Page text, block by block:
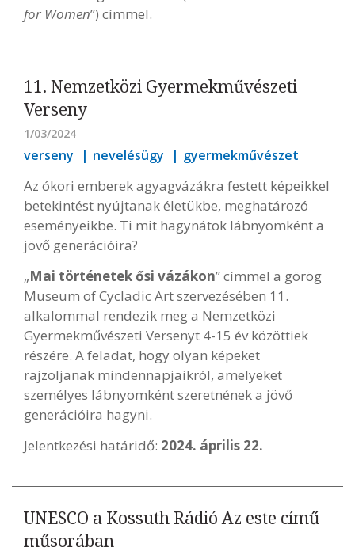
for Women”) címmel.
11. Nemzetközi Gyermekművészeti
Verseny
1/03/2024
verseny nevelésügy gyermekművészet
Az ókori emberek agyagvázákra festett képeikkel
betekintést nyújtanak életükbe, meghatározó
eseményeikbe. Ti mit hagynátok lábnyomként a
jövő generációira?
„Mai történetek ősi vázákon” címmel a görög
Museum of Cycladic Art szervezésében 11.
alkalommal rendezik meg a Nemzetközi
Gyermekművészeti Versenyt 4-15 év közöttiek
részére. A feladat, hogy olyan képeket
rajzoljanak mindennapjaikról, amelyeket
személyes lábnyomként szeretnének a jövő
generációira hagyni.
Jelentkezési határidő: 2024. április 22.
UNESCO a Kossuth Rádió Az este című
műsorában